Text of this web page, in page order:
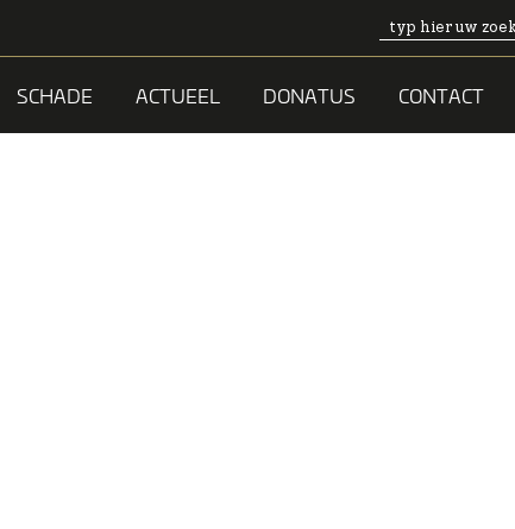
SCHADE ACTUEEL DONATUS CONTACT